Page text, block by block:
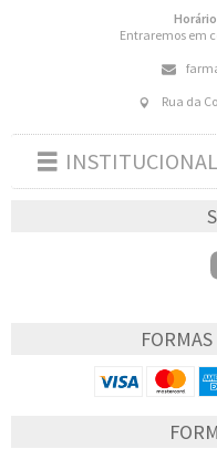
Entraremos em
Rua da
Toggle
navigation
INSTITUCIONAL